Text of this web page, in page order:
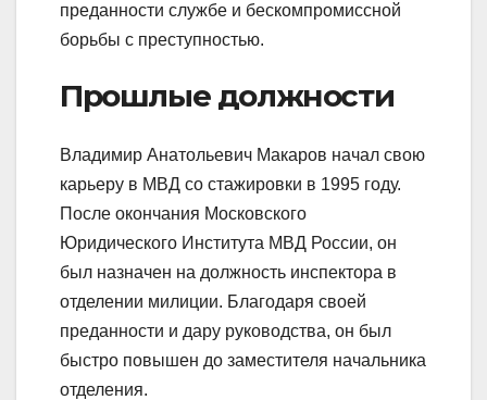
преданности службе и бескомпромиссной
борьбы с преступностью.
Прошлые должности
Владимир Анатольевич Макаров начал свою
карьеру в МВД со стажировки в 1995 году.
После окончания Московского
Юридического Института МВД России, он
был назначен на должность инспектора в
отделении милиции. Благодаря своей
преданности и дару руководства, он был
быстро повышен до заместителя начальника
отделения.